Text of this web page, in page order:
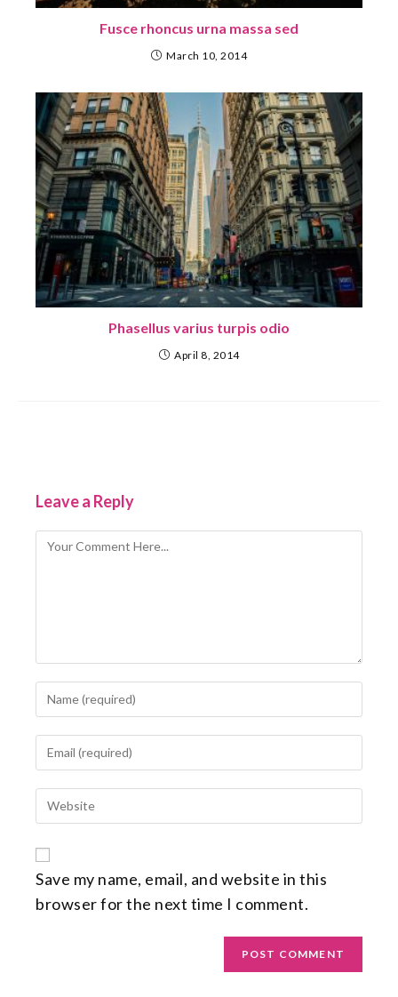
Fusce rhoncus urna massa sed
March 10, 2014
Phasellus varius turpis odio
April 8, 2014
Leave a Reply
Save my name, email, and website in this
browser for the next time I comment.